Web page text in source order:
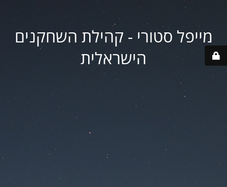
מייפל סטורי - קהילת השחקנים
הישראלית